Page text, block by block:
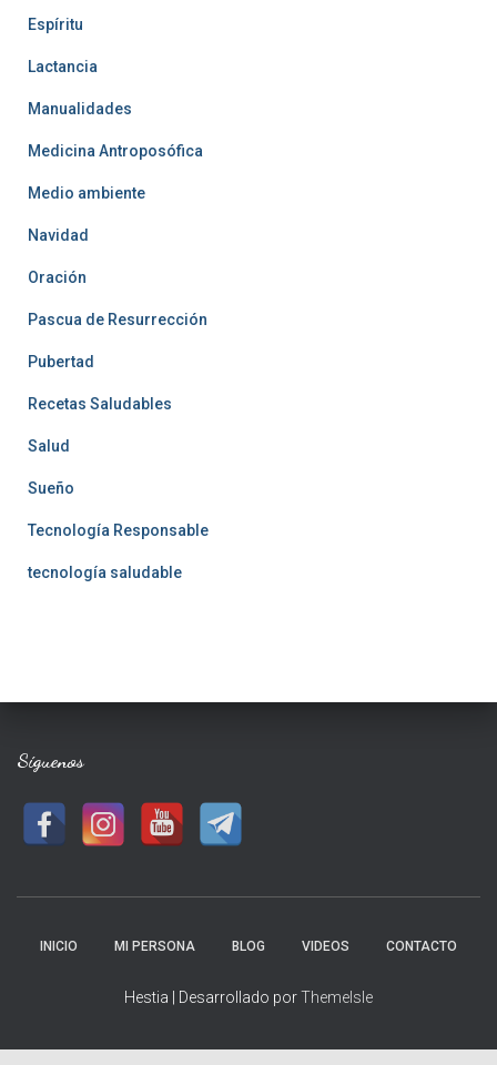
Espíritu
Lactancia
Manualidades
Medicina Antroposófica
Medio ambiente
Navidad
Oración
Pascua de Resurrección
Pubertad
Recetas Saludables
Salud
Sueño
Tecnología Responsable
tecnología saludable
Síguenos
INICIO MI PERSONA BLOG VIDEOS CONTACTO
Hestia | Desarrollado porThemeIsle